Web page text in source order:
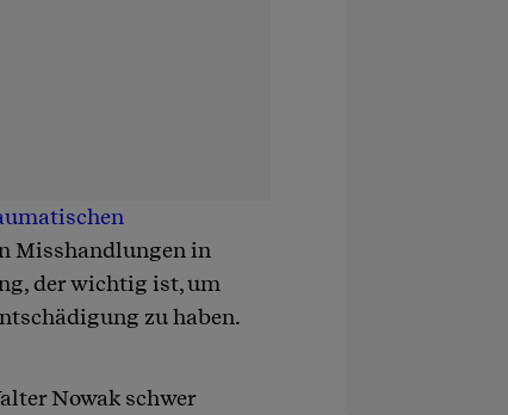
Misshandlungen in
der wichtig ist, um
zu haben.
Nowak schwer